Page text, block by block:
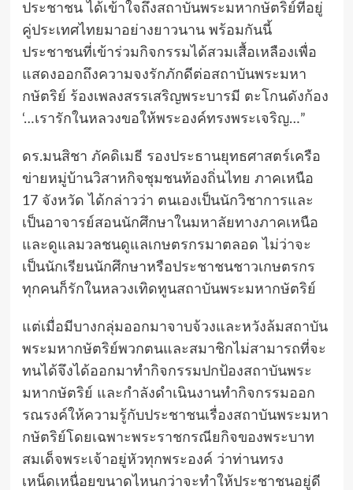
ประชาชน ได้เข้าใจถึงสถาบันพระมหากษัตริย์ที่อยู่
คู่ประเทศไทยมาอย่างยาวนาน พร้อมกันนี้
ประชาชนที่เข้าร่วมกิจกรรมได้สวมเสื้อเหลืองเพื่อ
แสดงออกถึงความจงรักภักดีต่อสถาบันพระมหา
กษัตริย์ ร้องเพลงสรรเสริญพระบารมี ตะโกนดังก้อง
‘…เรารักในหลวงขอให้พระองค์ทรงพระเจริญ…”
ดร.มนสิชา ภัคดิเมธี รองประธานยุทธศาสตร์เครือ
ข่ายหมู่บ้านวิสาหกิจชุมชนท้องถิ่นไทย ภาคเหนือ
17 จังหวัด ได้กล่าวว่า ตนเองเป็นนักวิชาการและ
เป็นอาจารย์สอนนักศึกษาในมหาลัยทางภาคเหนือ
และดูแลมวลชนดูแลเกษตรกรมาตลอด ไม่ว่าจะ
เป็นนักเรียนนักศึกษาหรือประชาชนชาวเกษตรกร
ทุกคนก็รักในหลวงเทิดทูนสถาบันพระมหากษัตริย์
แต่เมื่อมีบางกลุ่มออกมาจาบจ้วงและหวังล้มสถาบัน
พระมหากษัตริย์พวกตนและสมาชิกไม่สามารถที่จะ
ทนได้จึงได้ออกมาทำกิจกรรมปกป้องสถาบันพระ
มหากษัตริย์ และกำลังดำเนินงานทำกิจกรรมออก
รณรงค์ให้ความรู้กับประชาชนเรื่องสถาบันพระมหา
กษัตริย์โดยเฉพาะพระราชกรณียกิจของพระบาท
สมเด็จพระเจ้าอยู่หัวทุกพระองค์ ว่าท่านทรง
เหน็ดเหนื่อยขนาดไหนกว่าจะทำให้ประชาชนอยู่ดี